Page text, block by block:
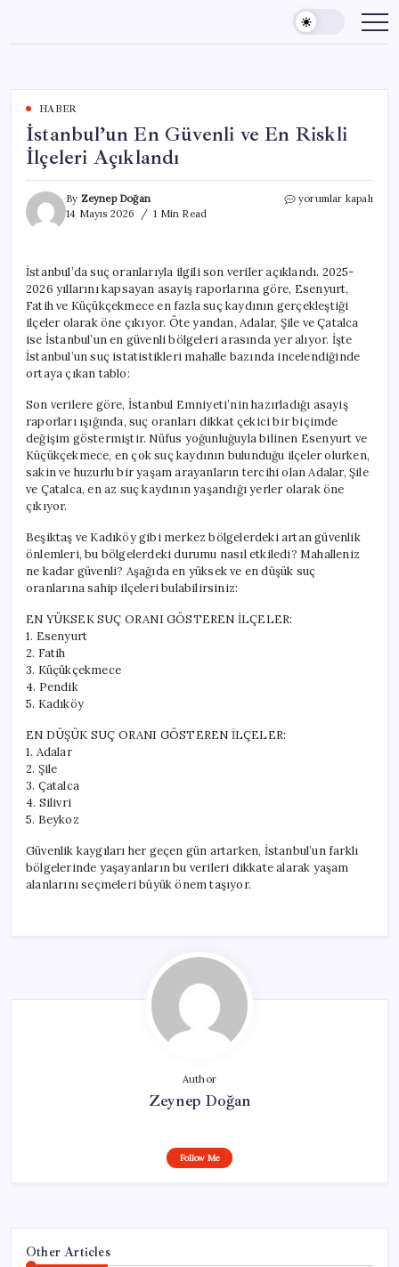
content
HABER
İstanbul’un En Güvenli ve En Riskli
İlçeleri Açıklandı
By Zeynep Doğan
14 Mayıs 2026
1 Min Read
İstanbul’un
Riskli
İlçeleri
Açıklandı
için
yorumlar kapalı
İstanbul’da suç oranlarıyla ilgili son veriler açıklandı. 2025-
2026 yıllarını kapsayan asayiş raporlarına göre, Esenyurt,
Fatih ve Küçükçekmece en fazla suç kaydının gerçekleştiği
ilçeler olarak öne çıkıyor. Öte yandan, Adalar, Şile ve Çatalca
ise İstanbul’un en güvenli bölgeleri arasında yer alıyor. İşte
İstanbul’un suç istatistikleri mahalle bazında incelendiğinde
ortaya çıkan tablo:
Son verilere göre, İstanbul Emniyeti’nin hazırladığı asayiş
raporları ışığında, suç oranları dikkat çekici bir biçimde
değişim göstermiştir. Nüfus yoğunluğuyla bilinen Esenyurt ve
Küçükçekmece, en çok suç kaydının bulunduğu ilçeler olurken,
sakin ve huzurlu bir yaşam arayanların tercihi olan Adalar, Şile
ve Çatalca, en az suç kaydının yaşandığı yerler olarak öne
çıkıyor.
Beşiktaş ve Kadıköy gibi merkez bölgelerdeki artan güvenlik
önlemleri, bu bölgelerdeki durumu nasıl etkiledi? Mahalleniz
ne kadar güvenli? Aşağıda en yüksek ve en düşük suç
oranlarına sahip ilçeleri bulabilirsiniz:
EN YÜKSEK SUÇ ORANI GÖSTEREN İLÇELER:
1. Esenyurt
2. Fatih
3. Küçükçekmece
4. Pendik
5. Kadıköy
EN DÜŞÜK SUÇ ORANI GÖSTEREN İLÇELER:
1. Adalar
2. Şile
3. Çatalca
4. Silivri
5. Beykoz
Güvenlik kaygıları her geçen gün artarken, İstanbul’un farklı
bölgelerinde yaşayanların bu verileri dikkate alarak yaşam
alanlarını seçmeleri büyük önem taşıyor.
Author
Zeynep Doğan
Follow Me
Other Articles